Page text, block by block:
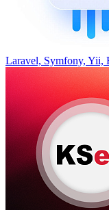
Laravel, Symfony, Yii,